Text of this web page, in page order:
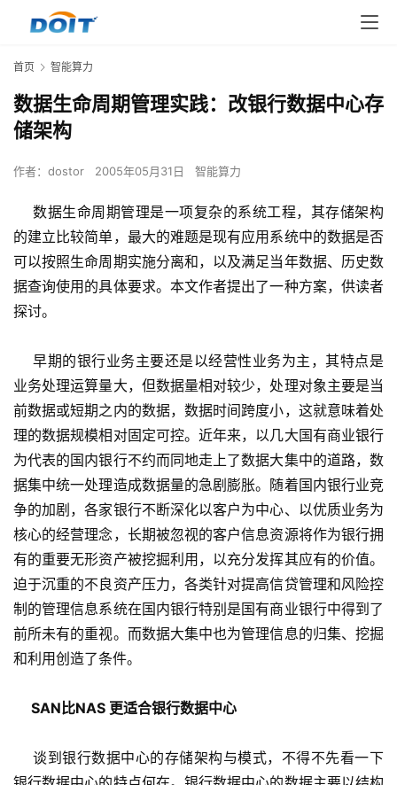
首页 智能算力
数据生命周期管理实践：改银行数据中心存
储架构
作者： dostor 2005年05月31日 智能算力
数据生命周期管理是一项复杂的系统工程，其存储架构
的建立比较简单，最大的难题是现有应用系统中的数据是否
可以按照生命周期实施分离和，以及满足当年数据、历史数
据查询使用的具体要求。本文作者提出了一种方案，供读者
探讨。
早期的银行业务主要还是以经营性业务为主，其特点是
业务处理运算量大，但数据量相对较少，处理对象主要是当
前数据或短期之内的数据，数据时间跨度小，这就意味着处
理的数据规模相对固定可控。近年来，以几大国有商业银行
为代表的国内银行不约而同地走上了数据大集中的道路，数
据集中统一处理造成数据量的急剧膨胀。随着国内银行业竞
争的加剧，各家银行不断深化以客户为中心、以优质业务为
核心的经营理念，长期被忽视的客户信息资源将作为银行拥
有的重要无形资产被挖掘利用，以充分发挥其应有的价值。
迫于沉重的不良资产压力，各类针对提高信贷管理和风险控
制的管理信息系统在国内银行特别是国有商业银行中得到了
前所未有的重视。而数据大集中也为管理信息的归集、挖掘
和利用创造了条件。
SAN比NAS 更适合银行数据中心
谈到银行数据中心的存储架构与模式，不得不先看一下